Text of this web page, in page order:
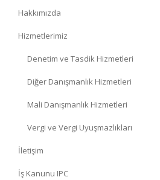
Hakkımızda
Hizmetlerimiz
Denetim ve Tasdik Hizmetleri
Diğer Danışmanlık Hizmetleri
Mali Danışmanlık Hizmetleri
Vergi ve Vergi Uyuşmazlıkları
İletişim
İş Kanunu IPC